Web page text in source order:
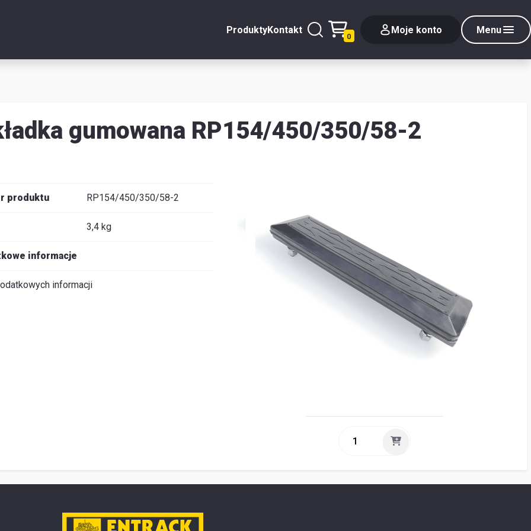
ProduktyKontakt
0
Moje konto Menu
Zamknij
gumowana RP154/450/350/58-2
produktu RP154/450/350/58-2
3,4 kg
informacje
informacji